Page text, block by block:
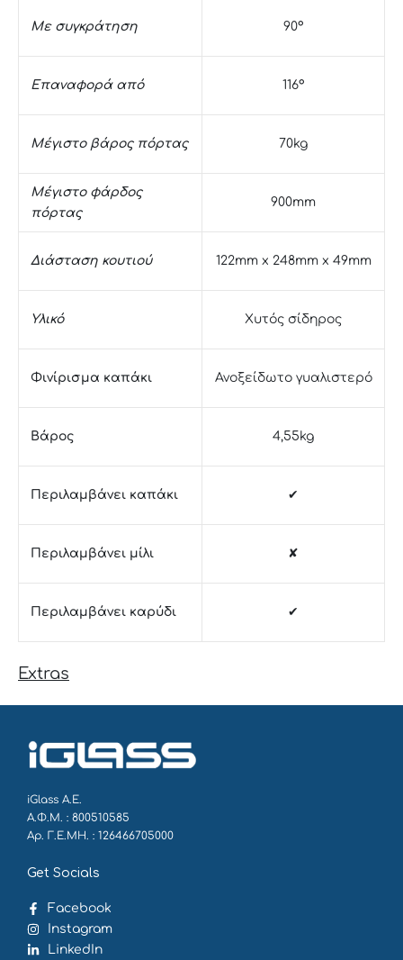
Με συγκράτηση 90°
Επαναφορά από 116°
Μέγιστο βάρος πόρτας 70kg
Μέγιστο φάρδος
πόρτας
900mm
Διάσταση κουτιού 122mm x 248mm x 49mm
Υλικό Χυτός σίδηρος
Φινίρισμα καπάκι Ανοξείδωτο γυαλιστερό
Βάρος 4,55kg
Περιλαμβάνει καπάκι ✔
Περιλαμβάνει μίλι ✘
Περιλαμβάνει καρύδι ✔
Extras
iGlass Α.Ε.
Α.Φ.Μ. : 800510585
Αρ. Γ.Ε.ΜΗ. : 126466705000
Get Socials
Facebook
Instagram
LinkedIn